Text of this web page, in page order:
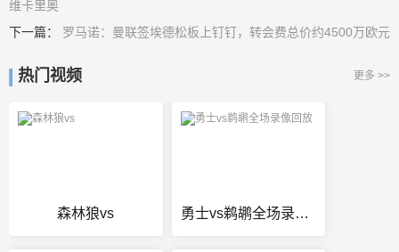
维卡里奥
下一篇： 罗马诺：曼联签埃德松板上钉钉，转会费总价约4500万欧元
热门视频 更多 >>
森林狼vs 勇士vs鹈鹕全场录像回放